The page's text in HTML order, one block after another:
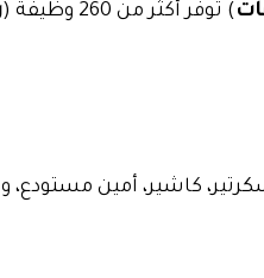
) توفر أكثر من 260 وظيفة (
كاشير، أمين مستودع،